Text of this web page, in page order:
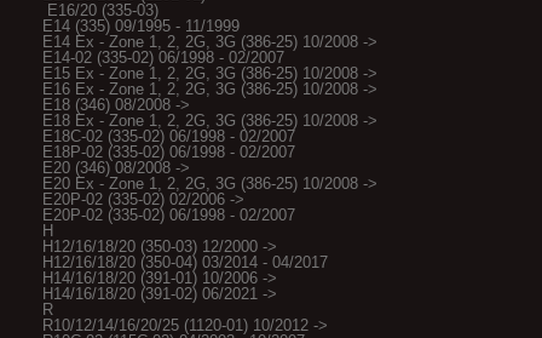
E16/20 (335-03)
E14 (335) 09/1995 - 11/1999
E14 Ex - Zone 1, 2, 2G, 3G (386-25) 10/2008 ->
E14-02 (335-02) 06/1998 - 02/2007
E15 Ex - Zone 1, 2, 2G, 3G (386-25) 10/2008 ->
E16 Ex - Zone 1, 2, 2G, 3G (386-25) 10/2008 ->
E18 (346) 08/2008 ->
E18 Ex - Zone 1, 2, 2G, 3G (386-25) 10/2008 ->
E18C-02 (335-02) 06/1998 - 02/2007
E18P-02 (335-02) 06/1998 - 02/2007
E20 (346) 08/2008 ->
E20 Ex - Zone 1, 2, 2G, 3G (386-25) 10/2008 ->
E20P-02 (335-02) 02/2006 ->
E20P-02 (335-02) 06/1998 - 02/2007
H
H12/16/18/20 (350-03) 12/2000 ->
H12/16/18/20 (350-04) 03/2014 - 04/2017
H14/16/18/20 (391-01) 10/2006 ->
H14/16/18/20 (391-02) 06/2021 ->
R
R10/12/14/16/20/25 (1120-01) 10/2012 ->